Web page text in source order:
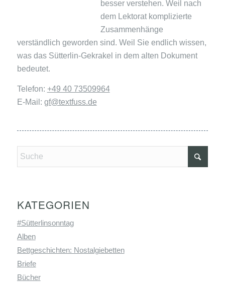
besser verstehen. Weil nach
dem Lektorat komplizierte
Zusammenhänge
verständlich geworden sind. Weil Sie endlich wissen,
was das Sütterlin-Gekrakel in dem alten Dokument
bedeutet.
Telefon: +49 40 73509964
E-Mail: gf@textfuss.de
KATEGORIEN
#Sütterlinsonntag
Alben
Bettgeschichten: Nostalgiebetten
Briefe
Bücher